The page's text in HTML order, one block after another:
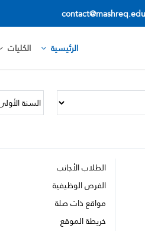
الرئيسية الكليات
الطلاب الأجانب
الفرص الوظيفية
مواقع ذات صلة
خريطة الموقع